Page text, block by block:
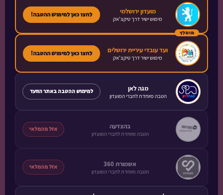
מועדון ירושלמי
מימוש ישיר דרך טיקצ'אק לחצו כאן למימוש ההטבה!
מומלץ
ועד עובדי עיריית ירושלים
מימוש ישיר דרך טיקצ'אק לחצו כאן למימוש ההטבה!
מגה לאן
הטבה מיוחדת לחברי המועדון
למימוש ההטבה באתר הוועד
בהצדעה
הטבה מיוחדת לחברי המועדון
אזל מהמלאי
אשמורת 360
הטבה מיוחדת לחברי המועדון
אזל מהמלאי